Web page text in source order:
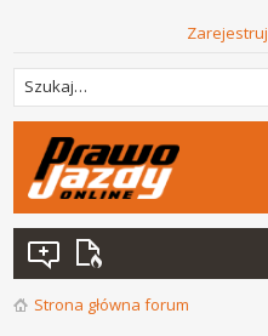
Zarejestruj
Strona główna forum